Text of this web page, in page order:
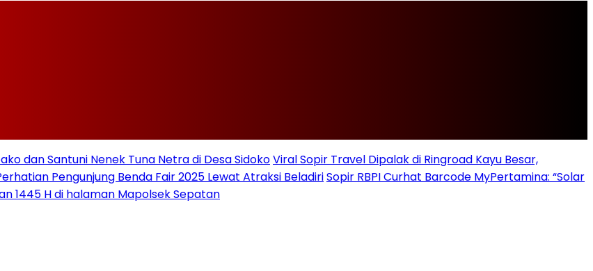
dan Santuni Nenek Tuna Netra di Desa SidokoViral Sopir Travel Dipalak di Ringroad Kayu Besar,
Pengunjung Benda Fair 2025 Lewat Atraksi BeladiriSopir RBPI Curhat Barcode MyPertamina: “Solar
1445 H di halaman Mapolsek Sepatan